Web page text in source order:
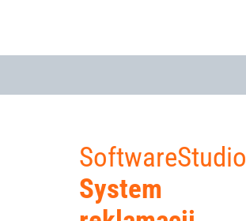
SoftwareStudio
System